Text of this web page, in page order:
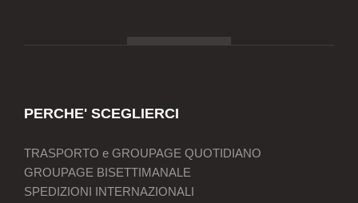
PERCHE' SCEGLIERCI
TRASPORTO e GROUPAGE QUOTIDIANO
GROUPAGE BISETTIMANALE
SPEDIZIONI INTERNAZIONALI